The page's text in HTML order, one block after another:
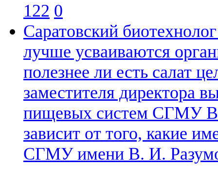
122 0
Саратовский
лучше усваиваются
полезнее ли есть салат
заместителя директора
пищевых систем СГМУ
зависит от того, какие
СГМУ имени В. И.